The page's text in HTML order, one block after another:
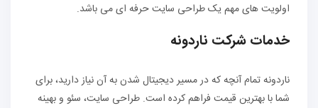
اولویت های مهم یک طراحی سایت حرفه ای می باشد.
خدمات شرکت ناردونه
ناردونه تمام آنچه که در مسیر دیجیتال شدن به آن نیاز دارید، برای
شما با بهترین قیمت فراهم کرده است. طراحی سایت، سئو و بهینه